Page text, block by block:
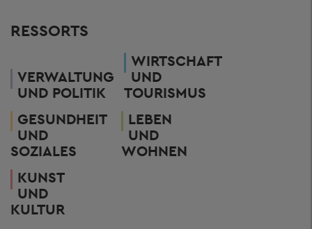
RESSORTS
VERWALTUNG
UND POLITIK
WIRTSCHAFT
UND
TOURISMUS
GESUNDHEIT
UND
SOZIALES
LEBEN
UND
WOHNEN
KUNST
UND
KULTUR